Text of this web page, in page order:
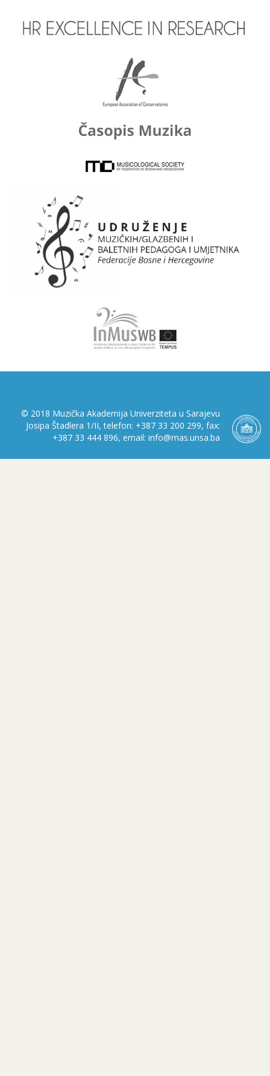
© 2018 Muzička Akademija Univerziteta u Sarajevu
Josipa Štadlera 1/II, telefon: +387 33 200 299, fax:
+387 33 444 896, email: info@mas.unsa.ba